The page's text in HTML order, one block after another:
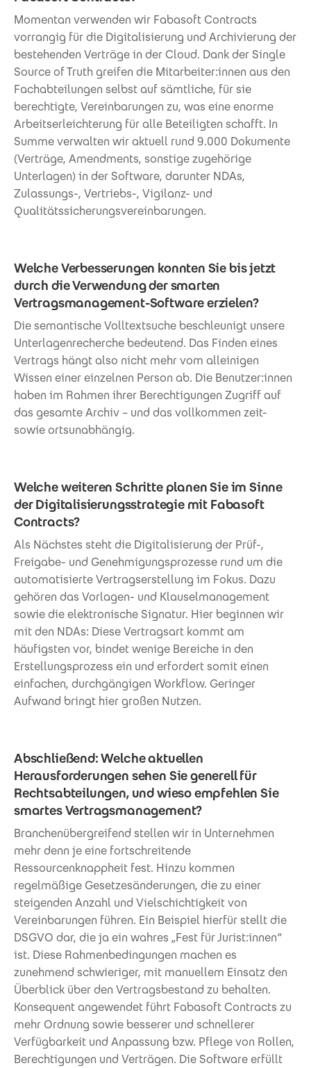
Momentan verwenden wir Fabasoft Contracts
vorrangig für die Digitalisierung und Archivierung der
bestehenden Verträge in der Cloud. Dank der Single
Source of Truth greifen die Mitarbeiter:innen aus den
Fachabteilungen selbst auf sämtliche, für sie
berechtigte, Vereinbarungen zu, was eine enorme
Arbeitserleichterung für alle Beteiligten schafft. In
Summe verwalten wir aktuell rund 9.000 Dokumente
(Verträge, Amendments, sonstige zugehörige
Unterlagen) in der Software, darunter NDAs,
Zulassungs-, Vertriebs-, Vigilanz- und
Qualitätssicherungsvereinbarungen.
Welche Verbesserungen konnten Sie bis jetzt
durch die Verwendung der smarten
Vertragsmanagement-Software erzielen?
Die semantische Volltextsuche beschleunigt unsere
Unterlagenrecherche bedeutend. Das Finden eines
Vertrags hängt also nicht mehr vom alleinigen
Wissen einer einzelnen Person ab. Die Benutzer:innen
haben im Rahmen ihrer Berechtigungen Zugriff auf
das gesamte Archiv – und das vollkommen zeit-
sowie ortsunabhängig.
Welche weiteren Schritte planen Sie im Sinne
der Digitalisierungsstrategie mit Fabasoft
Contracts?
Als Nächstes steht die Digitalisierung der Prüf-,
Freigabe- und Genehmigungsprozesse rund um die
automatisierte Vertragserstellung im Fokus. Dazu
gehören das Vorlagen- und Klauselmanagement
sowie die elektronische Signatur. Hier beginnen wir
mit den NDAs: Diese Vertragsart kommt am
häufigsten vor, bindet wenige Bereiche in den
Erstellungsprozess ein und erfordert somit einen
einfachen, durchgängigen Workflow. Geringer
Aufwand bringt hier großen Nutzen.
Abschließend: Welche aktuellen
Herausforderungen sehen Sie generell für
Rechtsabteilungen, und wieso empfehlen Sie
smartes Vertragsmanagement?
Branchenübergreifend stellen wir in Unternehmen
mehr denn je eine fortschreitende
Ressourcenknappheit fest. Hinzu kommen
regelmäßige Gesetzesänderungen, die zu einer
steigenden Anzahl und Vielschichtigkeit von
Vereinbarungen führen. Ein Beispiel hierfür stellt die
DSGVO dar, die ja ein wahres „Fest für Jurist:innen“
ist. Diese Rahmenbedingungen machen es
zunehmend schwieriger, mit manuellem Einsatz den
Überblick über den Vertragsbestand zu behalten.
Konsequent angewendet führt Fabasoft Contracts zu
mehr Ordnung sowie besserer und schnellerer
Verfügbarkeit und Anpassung bzw. Pflege von Rollen,
Berechtigungen und Verträgen. Die Software erfüllt